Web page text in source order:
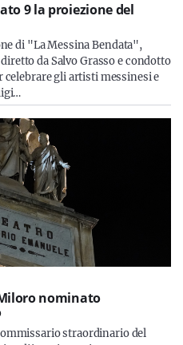
9 la proiezione del
di "La Messina Bendata",
da Salvo Grasso e condotto
celebrare gli artisti messinesi e
nominato
straordinario del